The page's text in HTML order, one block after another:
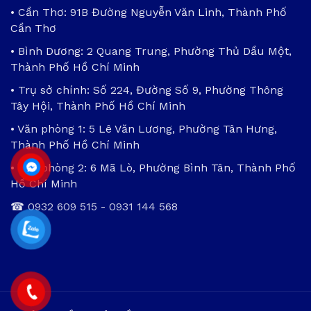
• Cần Thơ: 91B Đường Nguyễn Văn Linh, Thành Phố
Cần Thơ
• Bình Dương: 2 Quang Trung, Phường Thủ Dầu Một,
Thành Phố Hồ Chí Minh
• Trụ sở chính: Số 224, Đường Số 9, Phường Thông
Tây Hội, Thành Phố Hồ Chí Minh
• Văn phòng 1: 5 Lê Văn Lương, Phường Tân Hưng,
Thành Phố Hồ Chí Minh
• Văn phòng 2: 6 Mã Lò, Phường Bình Tân, Thành Phố
Hồ Chí Minh
☎0932 609 515 - 0931 144 568